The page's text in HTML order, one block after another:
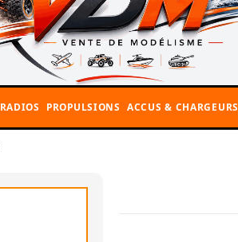
RADIOS PROPULSIONS ACCUS & CHARGEURS